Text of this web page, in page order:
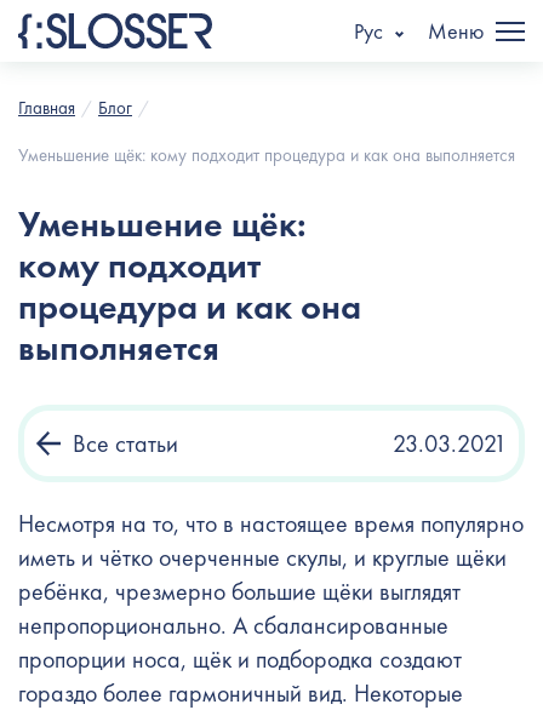
Рус Меню
Главная
Блог
Уменьшение щёк: кому подходит процедура и как она выполняется
Уменьшение щёк:
кому подходит
процедура и как она
выполняется
Все статьи 23.03.2021
Несмотря на то, что в настоящее время популярно
иметь и чётко очерченные скулы, и круглые щёки
ребёнка, чрезмерно большие щёки выглядят
непропорционально. А сбалансированные
пропорции носа, щёк и подбородка создают
гораздо более гармоничный вид. Некоторые